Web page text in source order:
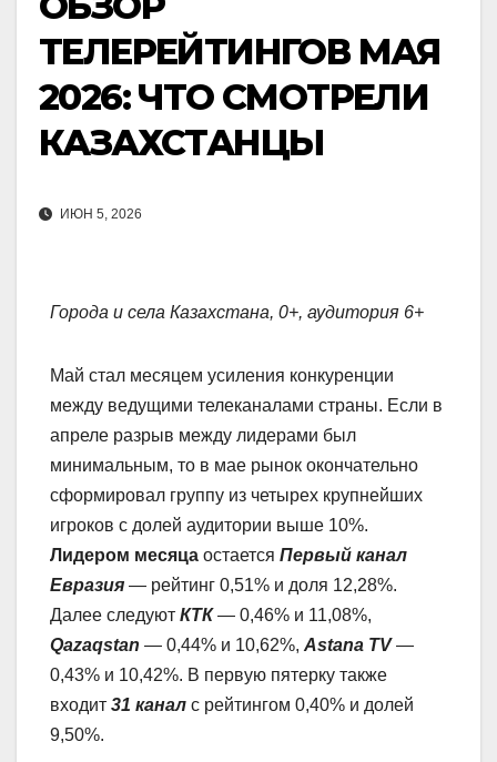
ТЕЛЕРЕЙТИНГОВ МАЯ
2026: ЧТО СМОТРЕЛИ
КАЗАХСТАНЦЫ
ИЮН 5, 2026
Города и села Казахстана, 0+, аудитория 6+
Май стал месяцем усиления конкуренции
между ведущими телеканалами страны. Если в
апреле разрыв между лидерами был
минимальным, то в мае рынок окончательно
сформировал группу из четырех крупнейших
игроков с долей аудитории выше 10%.
Лидером месяца остается Первый канал
Евразия — рейтинг 0,51% и доля 12,28%.
Далее следуют КТК— 0,46% и 11,08%,
Qazaqstan — 0,44% и 10,62%, Astana TV—
0,43% и 10,42%. В первую пятерку также
входит 31 канал с рейтингом 0,40% и долей
9,50%.